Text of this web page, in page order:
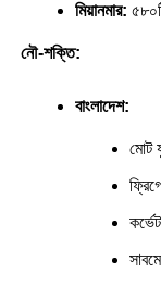
মিয়ানমার:
নৌ-শক্তি:
বাংলাদেশ:
মোট